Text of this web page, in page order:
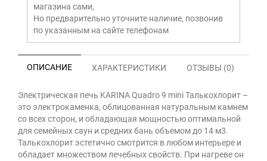
магазина сами,
Но предварительно уточните наличие, позвонив
по указанным на сайте телефонам
ОПИСАНИЕ ХАРАКТЕРИСТИКИ ОТЗЫВЫ (0)
Электрическая печь KARINA Quadro 9 mini Талькохлорит –
это электрокаменка, облицованная натуральным камнем
со всех сторон, и обладающая мощностью оптимальной
для семейных саун и средних бань объемом до 14 м3.
Талькохлорит эстетично смотрится в любом интерьере и
обладает множеством лечебных свойств. При нагреве он